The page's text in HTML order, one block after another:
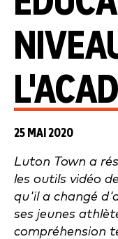
25 MAI 2020
Luton Town a
les outils vidéo
qu'il a changé
ses jeunes
compréhension